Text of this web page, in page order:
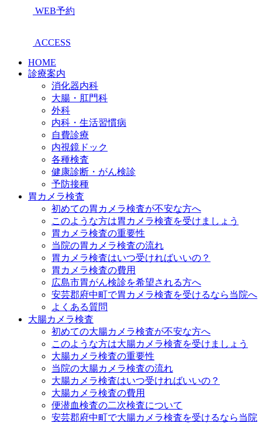
WEB予約
ACCESS
HOME
診療案内
消化器内科
大腸・肛門科
外科
内科・生活習慣病
自費診療
内視鏡ドック
各種検査
健康診断・がん検診
予防接種
胃カメラ検査
初めての胃カメラ検査が不安な方へ
このような方は胃カメラ検査を受けましょう
胃カメラ検査の重要性
当院の胃カメラ検査の流れ
胃カメラ検査はいつ受ければいいの？
胃カメラ検査の費用
広島市胃がん検診を希望される方へ
安芸郡府中町で胃カメラ検査を受けるなら当院へ
よくある質問
大腸カメラ検査
初めての大腸カメラ検査が不安な方へ
このような方は大腸カメラ検査を受けましょう
大腸カメラ検査の重要性
当院の大腸カメラ検査の流れ
大腸カメラ検査はいつ受ければいいの？
大腸カメラ検査の費用
便潜血検査の二次検査について
安芸郡府中町で大腸カメラ検査を受けるなら当院